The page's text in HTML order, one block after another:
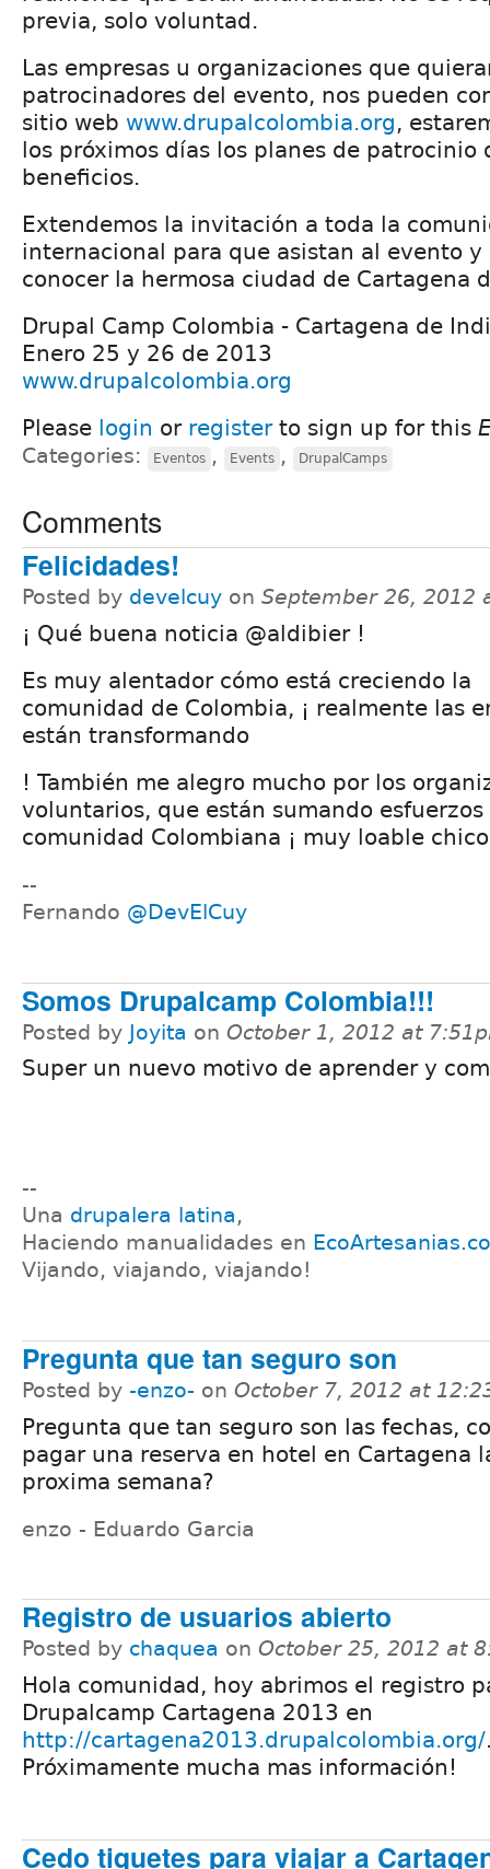
previa, solo voluntad.
Las empresas u organizaciones que
patrocinadores del evento, nos pueden
sitio web www.drupalcolombia.org,
los próximos días los planes de patrocinio
beneficios.
Extendemos la invitación a toda la
internacional para que asistan al evento y
conocer la hermosa ciudad de Cartagena
Drupal Camp Colombia - Cartagena de
Enero 25 y 26 de 2013
www.drupalcolombia.org
Please login or registerto sign up for this
Categories: Eventos , Events , DrupalCamps
Comments
Felicidades!
Posted by develcuy on September 26, 2012
¡ Qué buena noticia @aldibier !
Es muy alentador cómo está creciendo la
comunidad de Colombia, ¡ realmente las
están transformando
! También me alegro mucho por los
voluntarios, que están sumando
comunidad Colombiana ¡ muy loable
--
Fernando @DevElCuy
Somos Drupalcamp Colombia!!!
Posted by Joyita on October 1, 2012 at
Super un nuevo motivo de aprender y
--
Una drupalera latina,
Haciendo manualidades en
Vijando, viajando, viajando!
Pregunta que tan seguro son
Posted by -enzo- on October 7, 2012 at
Pregunta que tan seguro son las fechas,
pagar una reserva en hotel en Cartagena
proxima semana?
enzo - Eduardo Garcia
Registro de usuarios abierto
Posted by chaquea on October 25, 2012 at
Hola comunidad, hoy abrimos el registro
Drupalcamp Cartagena 2013 en
http://cartagena2013.drupalcolombia.org/
Próximamente mucha mas información!
Cedo tiquetes para viajar a